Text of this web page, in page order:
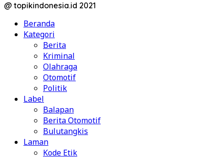
@ topikindonesia.id 2021
Beranda
Kategori
Berita
Kriminal
Olahraga
Otomotif
Politik
Label
Balapan
Berita Otomotif
Bulutangkis
Laman
Kode Etik